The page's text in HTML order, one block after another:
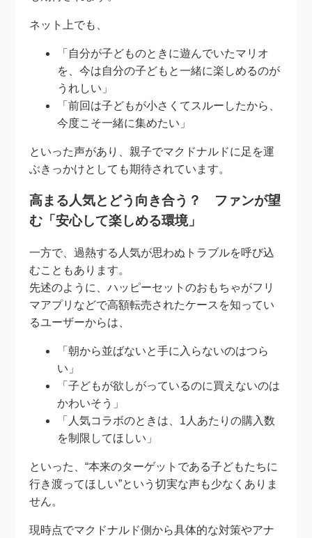
ネット上でも、
「自分が子どものときに遊んでいたマリオ
を、今は自分の子どもと一緒に楽しめるのが
うれしい」
「前回は子どもが小さくてスルーしたから、
今度こそ一緒に集めたい」
といった声があり、親子でマクドナルドに足を運
ぶきっかけとしても期待されています。
高まる人気とどう向き合う？ ファンが望
む「安心して楽しめる環境」
一方で、過熱する人気が思わぬトラブルを呼び込
むこともあります。
先述のように、ハッピーセットのおもちゃがフリ
マアプリなどで高額転売されたケースを知ってい
るユーザーからは、
「朝から並ばないと手に入らないのはつら
い」
「子どもが欲しがっているのに買えないのは
かわいそう」
「人気コラボのときは、1人あたりの購入数
を制限してほしい」
といった、“本来のターゲットである子どもたちに
行き渡ってほしい”という切実な声も少なくありま
せん。
現時点でマクドナルド側から具体的な対策やアナ